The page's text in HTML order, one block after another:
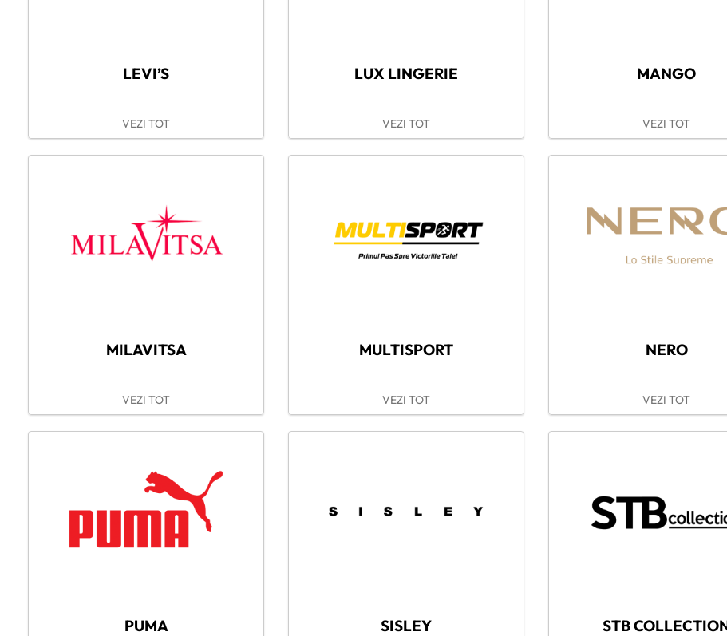
LEVI’S
VEZI TOT
LUX LINGERIE
VEZI TOT
MANGO
VEZI TOT
MILAVITSA
VEZI TOT
MULTISPORT
VEZI TOT
NERO
VEZI TOT
PUMA SISLEY STB